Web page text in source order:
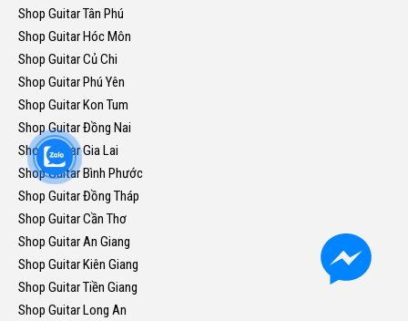
Shop Guitar Tân Phú
Shop Guitar Hóc Môn
Shop Guitar Củ Chi
Shop Guitar Phú Yên
Shop Guitar Kon Tum
Shop Guitar Đồng Nai
Shop Guitar Gia Lai
Shop Guitar Bình Phước
Shop Guitar Đồng Tháp
Shop Guitar Cần Thơ
Shop Guitar An Giang
Shop Guitar Kiên Giang
Shop Guitar Tiền Giang
Shop Guitar Long An